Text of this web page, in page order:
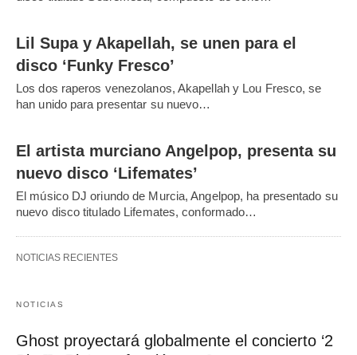
Lil Supa y Akapellah, se unen para el
disco ‘Funky Fresco’
Los dos raperos venezolanos, Akapellah y Lou Fresco, se
han unido para presentar su nuevo…
El artista murciano Angelpop, presenta su
nuevo disco ‘Lifemates’
El músico DJ oriundo de Murcia, Angelpop, ha presentado su
nuevo disco titulado Lifemates, conformado…
NOTICIAS RECIENTES
NOTICIAS
Ghost proyectará globalmente el concierto ‘2